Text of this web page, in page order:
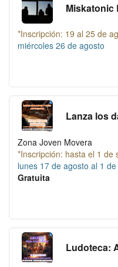
Miskatonic
*Inscripción: 19 al 25 de
miércoles 26 de agosto
Lanza los
Zona Joven Movera
*Inscripción: hasta el 1 de
lunes 17 de agosto al 1
Gratuita
Ludoteca: